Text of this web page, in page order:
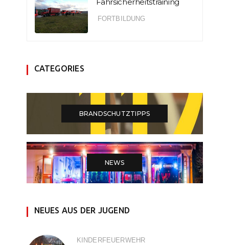
FORTBILDUNG
CATEGORIES
BRANDSCHUTZTIPPS
NEWS
NEUES AUS DER JUGEND
KINDERFEUERWEHR